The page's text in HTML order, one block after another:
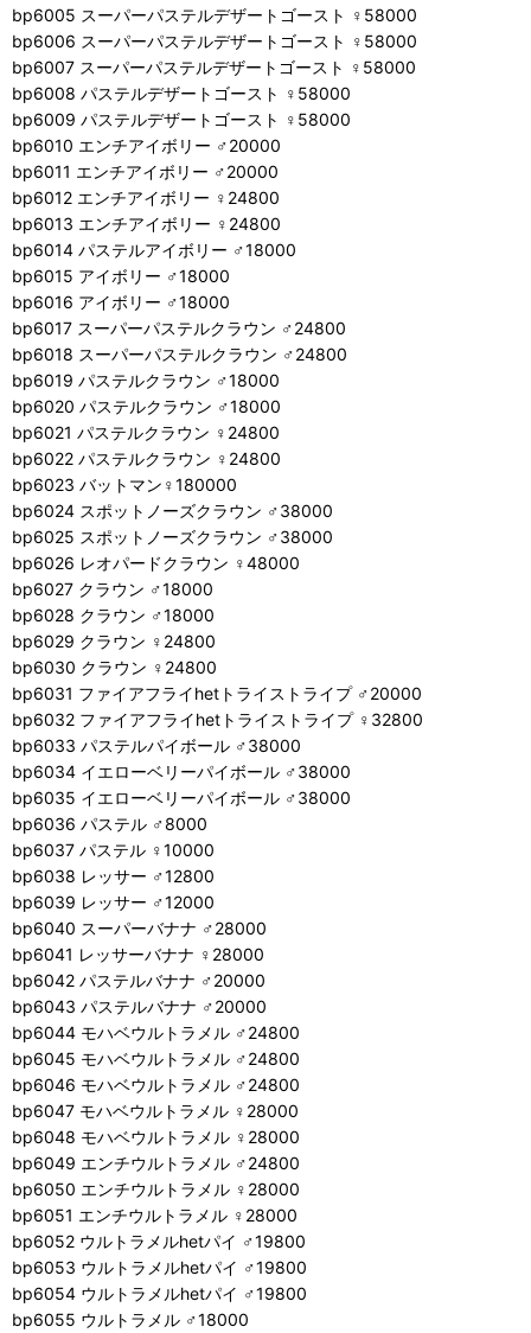
bp6005 スーパーパステルデザートゴースト ♀58000
bp6006 スーパーパステルデザートゴースト ♀58000
bp6007 スーパーパステルデザートゴースト ♀58000
bp6008 パステルデザートゴースト ♀58000
bp6009 パステルデザートゴースト ♀58000
bp6010 エンチアイボリー ♂20000
bp6011 エンチアイボリー ♂20000
bp6012 エンチアイボリー ♀24800
bp6013 エンチアイボリー ♀24800
bp6014 パステルアイボリー ♂18000
bp6015 アイボリー ♂18000
bp6016 アイボリー ♂18000
bp6017 スーパーパステルクラウン ♂24800
bp6018 スーパーパステルクラウン ♂24800
bp6019 パステルクラウン ♂18000
bp6020 パステルクラウン ♂18000
bp6021 パステルクラウン ♀24800
bp6022 パステルクラウン ♀24800
bp6023 バットマン♀180000
bp6024 スポットノーズクラウン ♂38000
bp6025 スポットノーズクラウン ♂38000
bp6026 レオパードクラウン ♀48000
bp6027 クラウン ♂18000
bp6028 クラウン ♂18000
bp6029 クラウン ♀24800
bp6030 クラウン ♀24800
bp6031 ファイアフライhetトライストライプ ♂20000
bp6032 ファイアフライhetトライストライプ ♀32800
bp6033 パステルパイボール ♂38000
bp6034 イエローベリーパイボール ♂38000
bp6035 イエローベリーパイボール ♂38000
bp6036 パステル ♂8000
bp6037 パステル ♀10000
bp6038 レッサー ♂12800
bp6039 レッサー ♂12000
bp6040 スーパーバナナ ♂28000
bp6041 レッサーバナナ ♀28000
bp6042 パステルバナナ ♂20000
bp6043 パステルバナナ ♂20000
bp6044 モハベウルトラメル ♂24800
bp6045 モハベウルトラメル ♂24800
bp6046 モハベウルトラメル ♂24800
bp6047 モハベウルトラメル ♀28000
bp6048 モハベウルトラメル ♀28000
bp6049 エンチウルトラメル ♂24800
bp6050 エンチウルトラメル ♀28000
bp6051 エンチウルトラメル ♀28000
bp6052 ウルトラメルhetパイ ♂19800
bp6053 ウルトラメルhetパイ ♂19800
bp6054 ウルトラメルhetパイ ♂19800
bp6055 ウルトラメル ♂18000